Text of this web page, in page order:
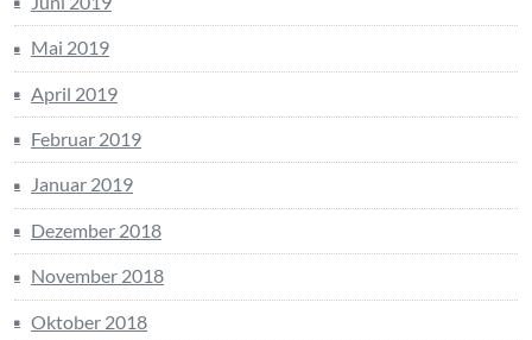
Mai 2019
April 2019
Februar 2019
Januar 2019
Dezember 2018
November 2018
Oktober 2018